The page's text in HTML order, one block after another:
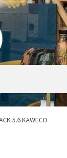
5.6 KAWECO